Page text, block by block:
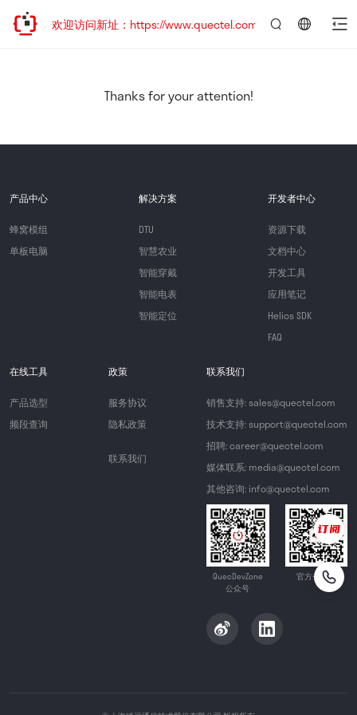
已迁移，欢迎访问新址：https://www.quectel.com.cn
Thanks for your attention!
产品中心
蜂窝模组
单板电脑
解决方案
DTU
智慧农业
智能穿戴
智能电表
智能定位
开发者中心
资源下载
文档中心
开发工具
应用笔记
Helios SDK
FAQ
在线工具
产品选型
频段查询
政策
服务协议
隐私政策
联系我们
联系我们
销售支持: sales@quectel.com
技术支持: support@quectel.com
招聘: career@quectel.com
媒体联系: media@quectel.com
其他咨询: info@quectel.com
QuecDevZone
公众号
官方公众号